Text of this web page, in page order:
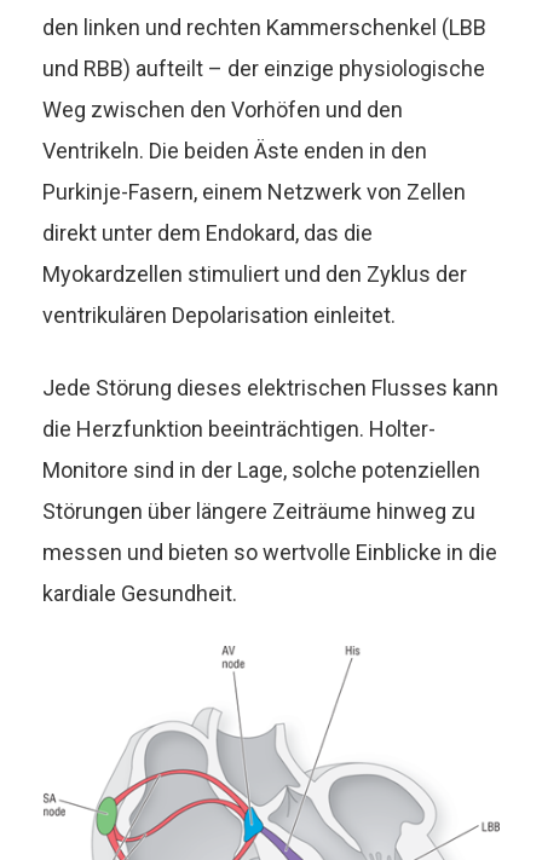
den linken und rechten Kammerschenkel (LBB
und RBB) aufteilt – der einzige physiologische
Weg zwischen den Vorhöfen und den
Ventrikeln. Die beiden Äste enden in den
Purkinje-Fasern, einem Netzwerk von Zellen
direkt unter dem Endokard, das die
Myokardzellen stimuliert und den Zyklus der
ventrikulären Depolarisation einleitet.
Jede Störung dieses elektrischen Flusses kann
die Herzfunktion beeinträchtigen. Holter-
Monitore sind in der Lage, solche potenziellen
Störungen über längere Zeiträume hinweg zu
messen und bieten so wertvolle Einblicke in die
kardiale Gesundheit.